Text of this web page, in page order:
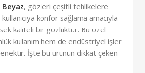
Beyaz, gözleri çeşitli tehlikelere
konfor sağlama amacıyla
kaliteli bir gözlüktür. Bu özel
kullanım hem de endüstriyel işler
İşte bu ürünün dikkat çeken